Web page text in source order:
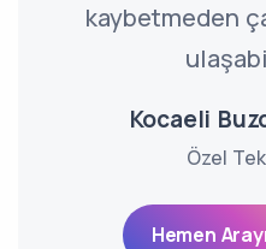
kaybetmeden
Kocaeli
Özel
Hemen